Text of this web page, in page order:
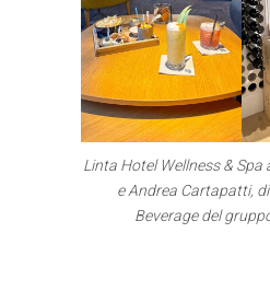
Linta Hotel Wellness & Spa
e Andrea Cartapatti,
Beverage del